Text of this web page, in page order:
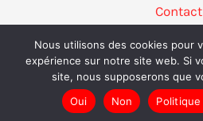
Contact
Mentions
Plan du
Nous utilisons des cookies pour
expérience sur notre site web. Si
site, nous supposerons que
Oui
Non